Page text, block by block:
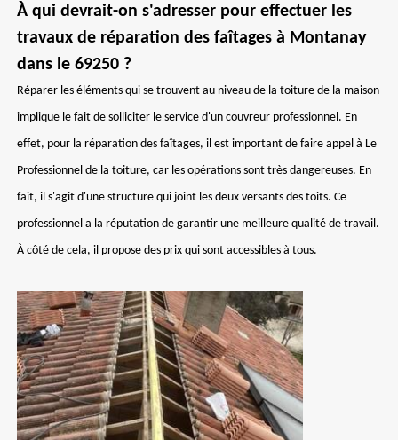
À qui devrait-on s'adresser pour effectuer les
travaux de réparation des faîtages à Montanay
dans le 69250 ?
Réparer les éléments qui se trouvent au niveau de la toiture de la maison
implique le fait de solliciter le service d'un couvreur professionnel. En
effet, pour la réparation des faîtages, il est important de faire appel à Le
Professionnel de la toiture, car les opérations sont très dangereuses. En
fait, il s'agit d'une structure qui joint les deux versants des toits. Ce
professionnel a la réputation de garantir une meilleure qualité de travail.
À côté de cela, il propose des prix qui sont accessibles à tous.